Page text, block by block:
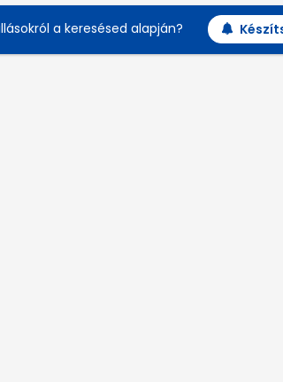
a keresésed alapján?